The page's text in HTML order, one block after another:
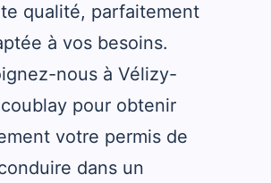
qualité, parfaitement
à vos besoins.
nous à Vélizy-
pour obtenir
votre permis de
dans un